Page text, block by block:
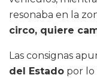
resonaba en la
circo, quiere
Las consignas
del Estado por lo